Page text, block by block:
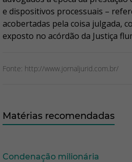
e dispositivos processuais –
acobertadas pela coisa julgada,
exposto no acórdão da Justiça
Fonte: http://www.jornaljurid.com.br/
Matérias recomendadas
Condenação milionária